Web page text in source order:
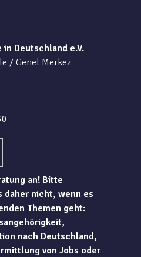
in Deutschland e.V.
/ Genel Merkez
an! Bitte
daher nicht, wenn es
Themen geht:
nach Deutschland,
von Jobs oder